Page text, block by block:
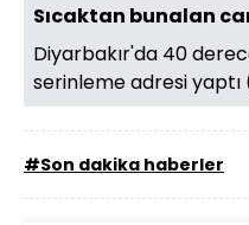
Sıcaktan bunalan
Diyarbakır'da 40
serinleme adresi yaptı
#Son dakika haberler